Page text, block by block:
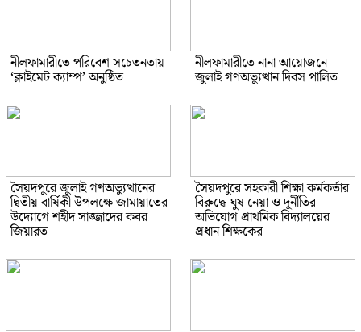
নীলফামারীতে পরিবেশ সচেতনতায়
‘ক্লাইমেট ক্যাম্প’ অনুষ্ঠিত
নীলফামারীতে নানা আয়োজনে
জুলাই গণঅভ্যুত্থান দিবস পালিত
সৈয়দপুরে জুলাই গণঅভ্যুত্থানের
দ্বিতীয় বার্ষিকী উপলক্ষে জামায়াতের
উদ্যোগে শহীদ সাজ্জাদের কবর
জিয়ারত
সৈয়দপুরে সহকারী শিক্ষা কর্মকর্তার
বিরুদ্ধে ঘুষ নেয়া ও দূর্নীতির
অভিযোগ প্রাথমিক বিদ্যালয়ের
প্রধান শিক্ষকের